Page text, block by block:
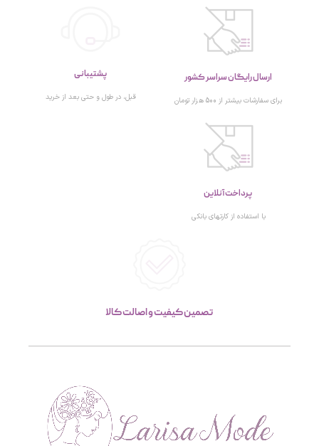
ارسال رایگان سراسر کشور
برای سفارشات بیشتر از 500 هزار تومان
پشتیبانی
قبل، در طول و حتی بعد از خرید
پرداخت آنلاین
با استفاده از کارتهای بانکی
تصمین کیفیت و اصالت کالا